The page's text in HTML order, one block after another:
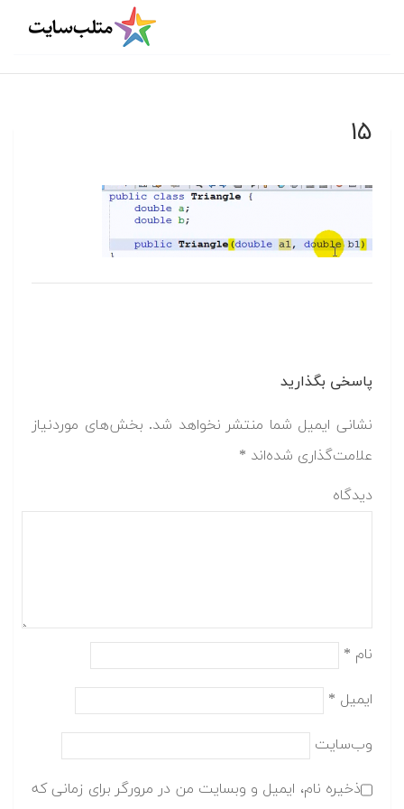
۱۵
پاسخی بگذارید
نشانی ایمیل شما منتشر نخواهد شد. بخش‌های موردنیاز
علامت‌گذاری شده‌اند *
دیدگاه
نام *
ایمیل *
وب‌سایت
ذخیره نام، ایمیل و وبسایت من در مرورگر برای زمانی که